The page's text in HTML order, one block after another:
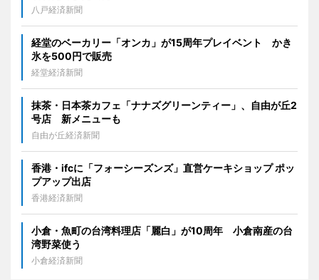
八戸経済新聞
経堂のベーカリー「オンカ」が15周年プレイベント かき
氷を500円で販売
経堂経済新聞
抹茶・日本茶カフェ「ナナズグリーンティー」、自由が丘2
号店 新メニューも
自由が丘経済新聞
香港・ifcに「フォーシーズンズ」直営ケーキショップ ポッ
プアップ出店
香港経済新聞
小倉・魚町の台湾料理店「麗白」が10周年 小倉南産の台
湾野菜使う
小倉経済新聞